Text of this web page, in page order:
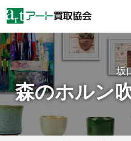
坂
森のホルン